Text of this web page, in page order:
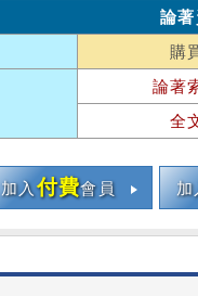
論
購
論著
全
加入付費會員 加